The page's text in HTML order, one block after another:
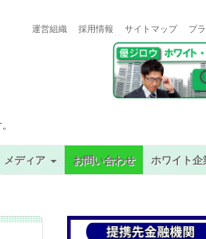
運営組織 採用情報 サイトマップ プ
メディア お問い合わせ ホワイト